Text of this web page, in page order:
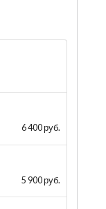
6 400 руб.
5 900 руб.